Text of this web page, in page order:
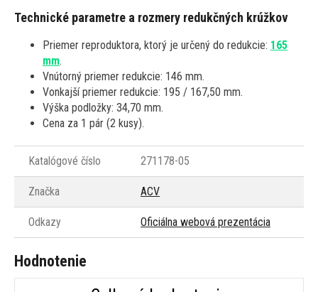
Technické parametre a rozmery redukčných krúžkov
Priemer reproduktora, ktorý je určený do redukcie: 165
mm.
Vnútorný priemer redukcie: 146 mm.
Vonkajší priemer redukcie: 195 / 167,50 mm.
Výška podložky: 34,70 mm.
Cena za 1 pár (2 kusy).
Katalógové číslo 271178-05
Značka ACV
Odkazy Oficiálna webová prezentácia
Hodnotenie